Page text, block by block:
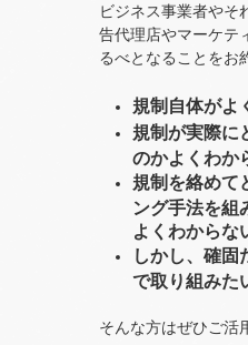
ビジネス事業者やそ
告代理店やマーケテ
るべとなることをお
規制自体がよ
規制が実際に
のかよくわか
規制を絡めて
ング手法を組
よくわからな
しかし、確固
で取り組みた
そんな方はぜひご活